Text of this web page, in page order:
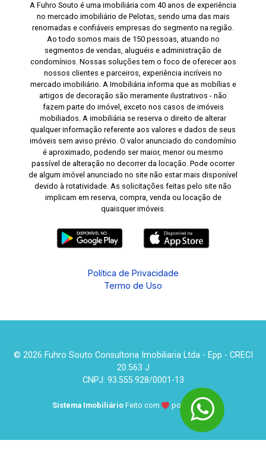
A Fuhro Souto é uma imobiliária com 40 anos de experiência
no mercado imobiliário de Pelotas, sendo uma das mais
renomadas e confiáveis empresas do segmento na região.
Ao todo somos mais de 150 pessoas, atuando no
segmentos de vendas, aluguéis e administração de
condomínios. Nossas soluções tem o foco de oferecer aos
nossos clientes e parceiros, experiência incríveis no
mercado imobiliário. A Imobiliária informa que as mobílias e
artigos de decoração são meramente ilustrativos - não
fazem parte do imóvel, exceto nos casos de imóveis
mobiliados. A imobiliária se reserva o direito de alterar
qualquer informação referente aos valores e dados de seus
imóveis sem aviso prévio. O valor anunciado do condomínio
é aproximado, podendo ser maior, menor ou mesmo
passível de alteração no decorrer da locação. Pode ocorrer
de algum imóvel anunciado no site não estar mais disponível
devido à rotatividade. As solicitações feitas pelo site não
implicam em reserva, compra, venda ou locação de
quaisquer imóveis.
Política de Privacidade
Termo de Uso
© 2026 Fuhro Souto Consultoria Imobiliaria Ltda - Epp - CRECI
20.563 J
CNPJ: 93.555.928/0001-13
Sistema Imobiliário Feito com por KUROLE